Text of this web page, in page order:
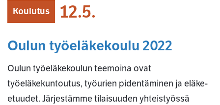
Koulutus 12.5.
Oulun työeläkekoulu 2022
Oulun työeläkekoulun teemoina ovat
työeläkekuntoutus, työurien pidentäminen ja eläke-
etuudet. Järjestämme tilaisuuden yhteistyössä